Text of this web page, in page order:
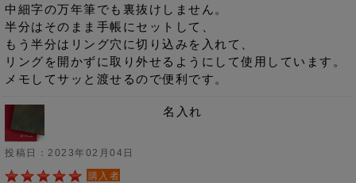
中細字の万年筆でも裏抜けしません。
半分はそのまま手帳にセットして、
もう半分はリング穴に切り込みを入れて、
リングを開かずに取り外せるようにして使用しています。
メモしてサッと渡せるので便利です。
名入れ
投稿日：2023年02月04日
購入者